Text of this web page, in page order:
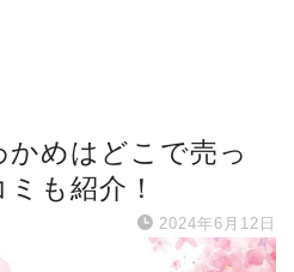
めはどこで売っ
も紹介！
2024年6月12日